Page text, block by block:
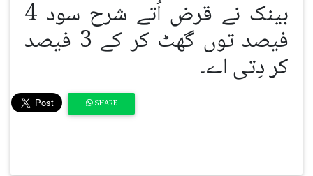
بینک نے قرض اُتے شرح سود 4
فیصد توں گھٹ کر کے 3 فیصد
کر دِتی اے۔
SHARE